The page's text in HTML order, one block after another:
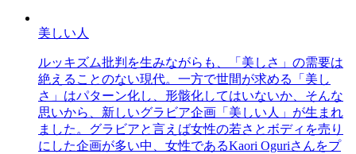
美しい人
ルッキズム批判を生みながらも、「美しさ」の需要は
絶えることのない現代。一方で世間が求める「美し
さ」はパターン化し、形骸化してはいないか、そんな
思いから、新しいグラビア企画「美しい人」が生まれ
ました。グラビアと言えば女性の若さとボディを売り
にした企画が多い中、女性であるKaori Oguriさんをプ